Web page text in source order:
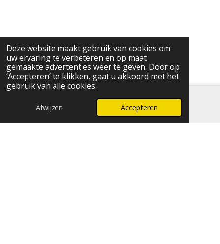
Deze website maakt gebruik van cookies om
uw ervaring te verbeteren en op maat
gemaakte advertenties weer te geven. Door op
‘Accepteren’ te klikken, gaat u akkoord met het
gebruik van alle cookies.
Afwijzen Accepteren
E-mailadres